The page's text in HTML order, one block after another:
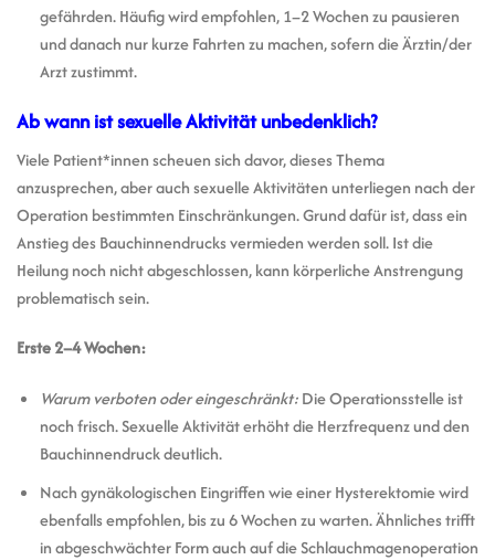
gefährden. Häufig wird empfohlen, 1–2 Wochen zu pausieren
und danach nur kurze Fahrten zu machen, sofern die Ärztin/der
Arzt zustimmt.
Ab wann ist sexuelle Aktivität unbedenklich?
Viele Patient*innen scheuen sich davor, dieses Thema
anzusprechen, aber auch sexuelle Aktivitäten unterliegen nach der
Operation bestimmten Einschränkungen. Grund dafür ist, dass ein
Anstieg des Bauchinnendrucks vermieden werden soll. Ist die
Heilung noch nicht abgeschlossen, kann körperliche Anstrengung
problematisch sein.
Erste 2–4 Wochen:
Warum verboten oder eingeschränkt:Die Operationsstelle ist
noch frisch. Sexuelle Aktivität erhöht die Herzfrequenz und den
Bauchinnendruck deutlich.
Nach gynäkologischen Eingriffen wie einer Hysterektomie wird
ebenfalls empfohlen, bis zu 6 Wochen zu warten. Ähnliches trifft
in abgeschwächter Form auch auf die Schlauchmagenoperation